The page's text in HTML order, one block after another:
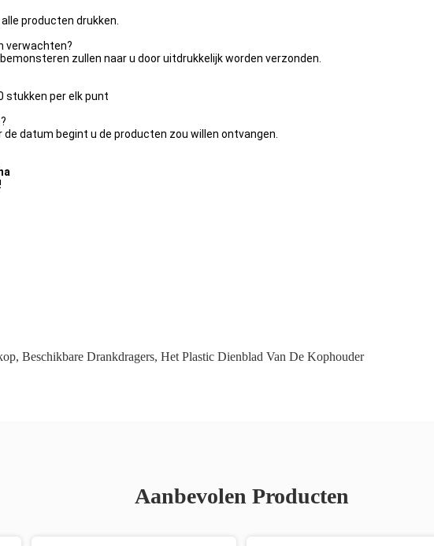
producten drukken.
verwachten?
zullen naar u door uitdrukkelijk worden verzonden.
stukken per elk punt
datum begint u de producten zou willen ontvangen.
, Beschikbare Drankdragers, Het Plastic Dienblad Van De Kophouder
Aanbevolen Producten